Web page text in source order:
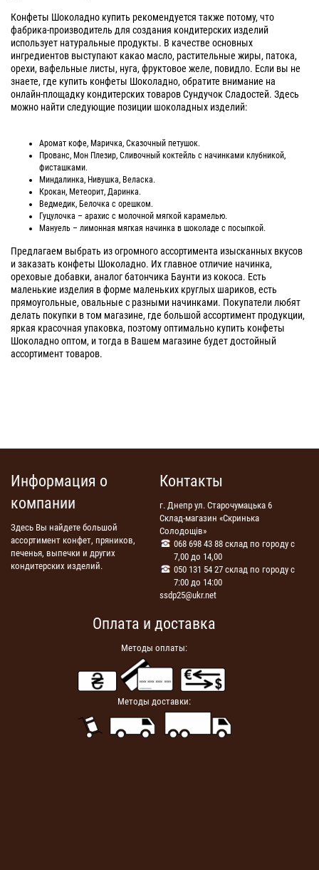
Конфеты Шоколадно купить рекомендуется также потому, что
фабрика-производитель для создания кондитерских изделий
использует натуральные продукты. В качестве основных
ингредиентов выступают какао масло, растительные жиры, патока,
орехи, вафельные листы, нуга, фруктовое желе, повидло. Если вы не
знаете, где купить конфеты Шоколадно, обратите внимание на
онлайн-площадку кондитерских товаров Сундучок Сладостей. Здесь
можно найти следующие позиции шоколадных изделий:
Аромат кофе, Маричка, Сказочный петушок.
Прованс, Мон Плезир, Сливочный коктейль с начинками клубникой,
фисташками.
Миндалинка, Нивушка, Веласка.
Крокан, Метеорит, Даринка.
Ведмедик, Белочка с орешком.
Гуцулочка – арахис с молочной мягкой карамелью.
Мануель – лимонная мягкая начинка в шоколаде с посыпкой.
Предлагаем выбрать из огромного ассортимента изысканных вкусов
и заказать конфеты Шоколадно. Их главное отличие начинка,
ореховые добавки, аналог батончика Баунти из кокоса. Есть
маленькие изделия в форме маленьких круглых шариков, есть
прямоугольные, овальные с разными начинками. Покупатели любят
делать покупки в том магазине, где большой ассортимент продукции,
яркая красочная упаковка, поэтому оптимально купить конфеты
Шоколадно оптом, и тогда в Вашем магазине будет достойный
ассортимент товаров.
Информация о
компании
Здесь Вы найдете большой
ассортимент конфет, пряников,
печенья, выпечки и других
кондитерских изделий.
Оплата и доставка
Методы оплаты:
Методы доставки:
Контакты
г. Днепр ул. Старочумацька 6
Склад-магазин «Скринька
Солодощів»
068 698 43 88 склад по городу с
7,00 до 14,00
050 131 54 27 склад по городу с
7:00 до 14:00
ssdp25@ukr.net